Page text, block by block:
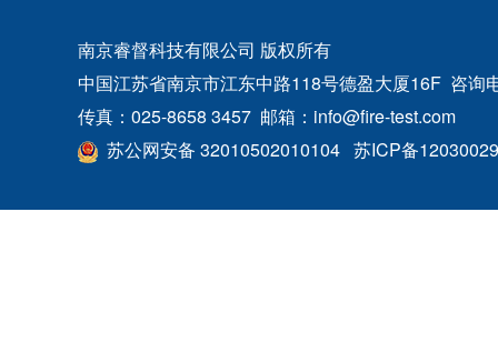
南京睿督科技有限公司 版权所有
中国江苏省南京市江东中路118号德盈大厦16F 咨
传真：025-8658 3457 邮箱：info@fire-test.com
苏公网安备 32010502010104 苏ICP备